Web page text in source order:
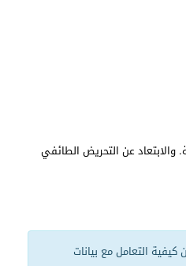
والابتعاد عن التحريض الطائفي
كيفية التعامل مع بيانات